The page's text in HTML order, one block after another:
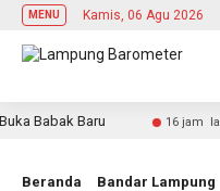
MENU Kamis, 06 Agu 2026
Babak Baru 16 jam lalu
Beranda Bandar Lampung